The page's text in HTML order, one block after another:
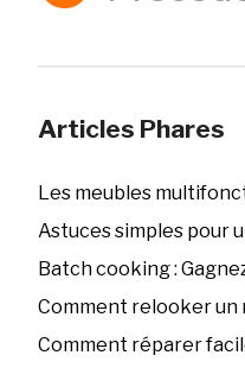
Articles Phares
Les meubles
Astuces simples pour
Batch cooking :
Comment relooker un
Comment réparer